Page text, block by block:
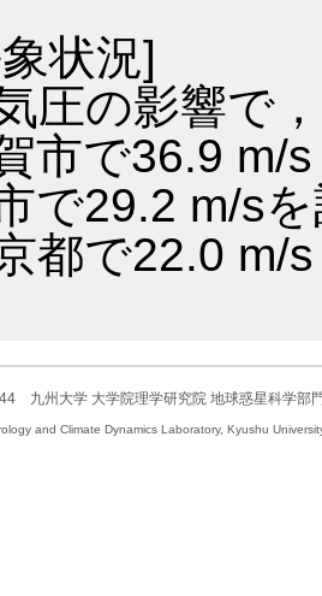
状況]
圧の影響で
市で36.9 m/
で29.2 m/s
都で22.0 m/
九州大学 大学院理学研究院 地球惑星科学部
and Climate Dynamics Laboratory, Kyushu